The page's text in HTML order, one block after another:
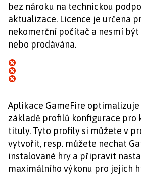
bez nároku na technickou
aktualizace. Licence je určena
nekomerční počítač a nesmí
nebo prodávána.
Aplikace GameFire
základě profilů konfigurace pro
tituly. Tyto profily si můžete v
vytvořit, resp. můžete nechat
instalované hry a připravit
maximálního výkonu pro jejich